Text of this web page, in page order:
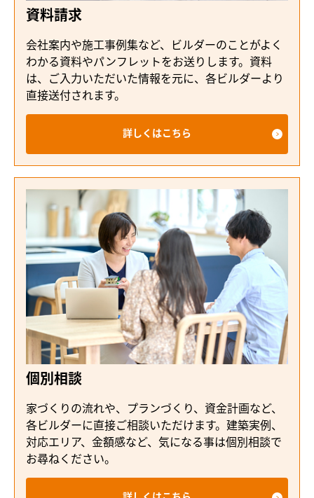
資料請求
会社案内や施工事例集など、ビルダーのことがよく
わかる資料やパンフレットをお送りします。資料
は、ご入力いただいた情報を元に、各ビルダーより
直接送付されます。
詳しくはこちら
個別相談
家づくりの流れや、プランづくり、資金計画など、
各ビルダーに直接ご相談いただけます。建築実例、
対応エリア、金額感など、気になる事は個別相談で
お尋ねください。